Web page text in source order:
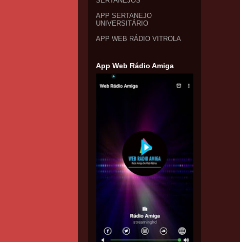
APP SERTANEJO
UNIVERSITÁRIO
APP WEB RÁDIO VITROLA
App Web Rádio Amiga